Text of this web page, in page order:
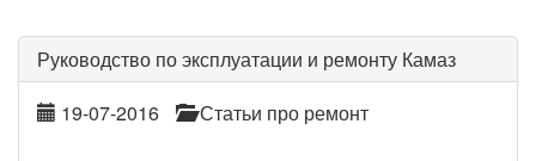
Руководство по эксплуатации и ремонту Камаз
19-07-2016
Статьи про ремонт